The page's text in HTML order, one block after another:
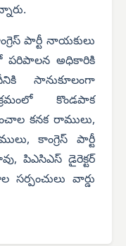
పార్టీ నాయకులు
పరిపాలన అధికారికి
సానుకూలంగా
కొండపాక
కనక రాములు,
కాంగ్రెస్ పార్టీ
పిఎసిఎస్ డైరెక్టర్
సర్పంచులు వార్డు